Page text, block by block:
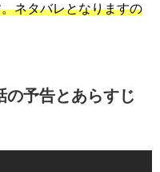
ネタバレとなりますの
の予告とあらすじ